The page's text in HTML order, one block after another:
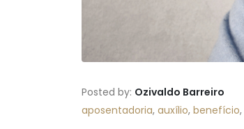
Posted by: Ozivaldo Barreiro
aposentadoria, auxílio, benefício,